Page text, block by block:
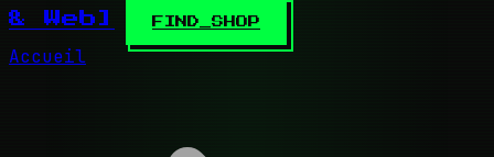
& Web]
FIND_SHOP
Accueil